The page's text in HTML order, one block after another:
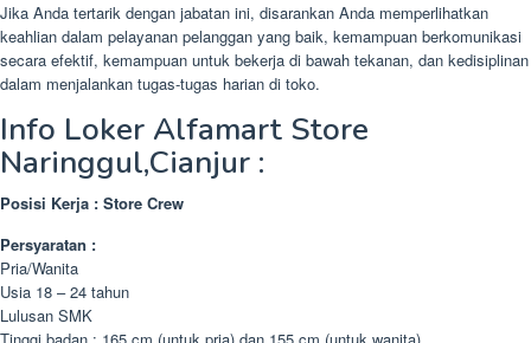
Jika Anda tertarik dengan jabatan ini, disarankan Anda memperlihatkan
keahlian dalam pelayanan pelanggan yang baik, kemampuan berkomunikasi
secara efektif, kemampuan untuk bekerja di bawah tekanan, dan kedisiplinan
dalam menjalankan tugas-tugas harian di toko.
Info Loker Alfamart Store
Naringgul,Cianjur :
Posisi Kerja : Store Crew
Persyaratan :
Pria/Wanita
Usia 18 – 24 tahun
Lulusan SMK